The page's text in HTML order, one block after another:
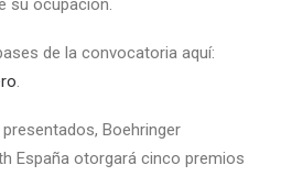
su ocupación.
de la convocatoria aquí:
.
Boehringer
España otorgará cinco premios